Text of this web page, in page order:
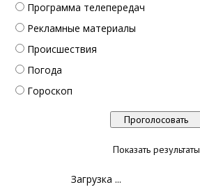
Программа телепередач
Рекламные материалы
Происшествия
Погода
Гороскоп
Показать результаты
Загрузка ...